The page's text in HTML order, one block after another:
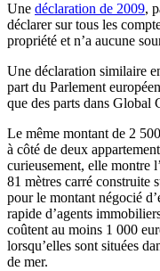
Une déclaration de 2009,
déclarer sur tous les
propriété et n’a aucune
Une déclaration similaire
part du Parlement
que des parts dans Global
Le même montant de 2
à côté de deux
curieusement, elle montre
81 mètres carré construite
pour le montant négocié
rapide d’agents
coûtent au moins 1 000
lorsqu’elles sont situées
de mer.